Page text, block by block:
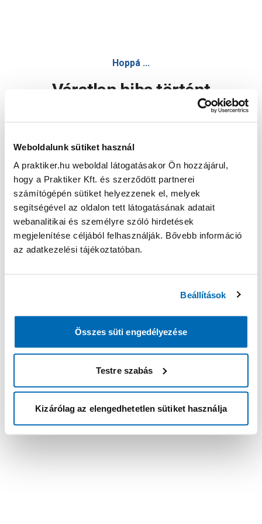
Weboldalunk sütiket használ
A praktiker.hu weboldal látogatásakor Ön hozzájárul,
hogy a Praktiker Kft. és szerződött partnerei
számítógépén sütiket helyezzenek el, melyek
segítségével az oldalon tett látogatásának adatait
webanalitikai és személyre szóló hirdetések
megjelenítése céljából felhasználják. Bővebb információ
az adatkezelési tájékoztatóban.
Beállítások
Összes süti engedélyezése
Testre szabás
Kizárólag az elengedhetetlen sütiket használja
Hoppá ...
Váratlan hiba történt
Oldal újratöltése